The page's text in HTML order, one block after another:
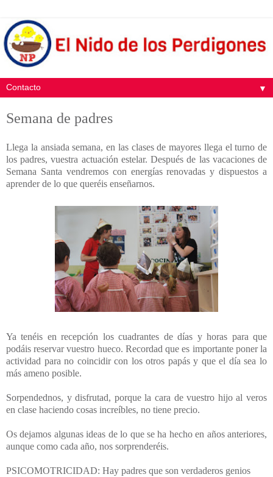
▼
Semana de padres
Llega la ansiada semana, en las clases de mayores llega el turno de
los padres, vuestra actuación estelar. Después de las vacaciones de
Semana Santa vendremos con energías renovadas y dispuestos a
aprender de lo que queréis enseñarnos.
Ya tenéis en recepción los cuadrantes de días y horas para que
podáis reservar vuestro hueco. Recordad que es importante poner la
actividad para no coincidir con los otros papás y que el día sea lo
más ameno posible.
Sorpendednos, y disfrutad, porque la cara de vuestro hijo al veros
en clase haciendo cosas increíbles, no tiene precio.
Os dejamos algunas ideas de lo que se ha hecho en años anteriores,
aunque como cada año, nos sorprenderéis.
PSICOMOTRICIDAD: Hay padres que son verdaderos genios